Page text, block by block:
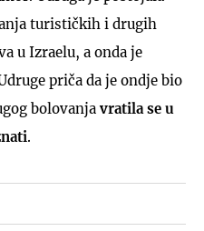
turističkih i drugih
u Izraelu, a onda je
priča da je ondje bio
bolovanjavratila se u
.